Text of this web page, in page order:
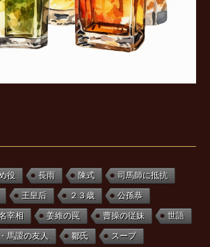
役 長雨 陳式 司馬師に抵抗
王皇后 ２３歳 公孫恭
宰相 姜維の罠 曹操の従妹 世語
馬謖の友人 鄒氏 スープ